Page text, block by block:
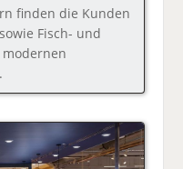
finden die Kunden
Fisch- und